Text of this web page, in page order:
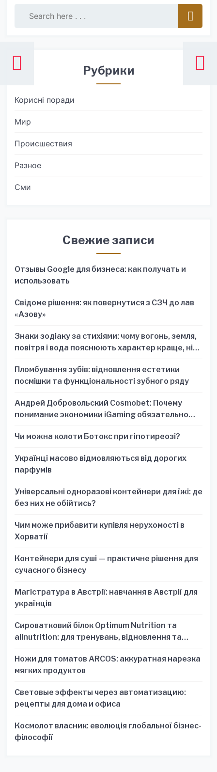
Рубрики
Корисні поради
Мир
Происшествия
Разное
Сми
Свежие записи
Отзывы Google для бизнеса: как получать и
использовать
Свідоме рішення: як повернутися з СЗЧ до лав
«Азову»
Знаки зодіаку за стихіями: чому вогонь, земля,
повітря і вода пояснюють характер краще, ніж
Пломбування зубів: відновлення естетики
посмішки та функціональності зубного ряду
Андрей Добровольский Cosmobet: Почему
понимание экономики iGaming обязательно
Чи можна колоти Ботокс при гіпотиреозі?
Українці масово відмовляються від дорогих
парфумів
Універсальні одноразові контейнери для їжі: де
без них не обійтись?
Чим може прибавити купівля нерухомості в
Хорватії
Контейнери для суші — практичне рішення для
сучасного бізнесу
Магістратура в Австрії: навчання в Австрії для
українців
Сироватковий білок Optimum Nutrition та
allnutrition: для тренувань, відновлення та
Ножи для томатов ARCOS: аккуратная нарезка
мягких продуктов
Световые эффекты через автоматизацию:
рецепты для дома и офиса
Космолот власник: еволюція глобальної бізнес-
філософії